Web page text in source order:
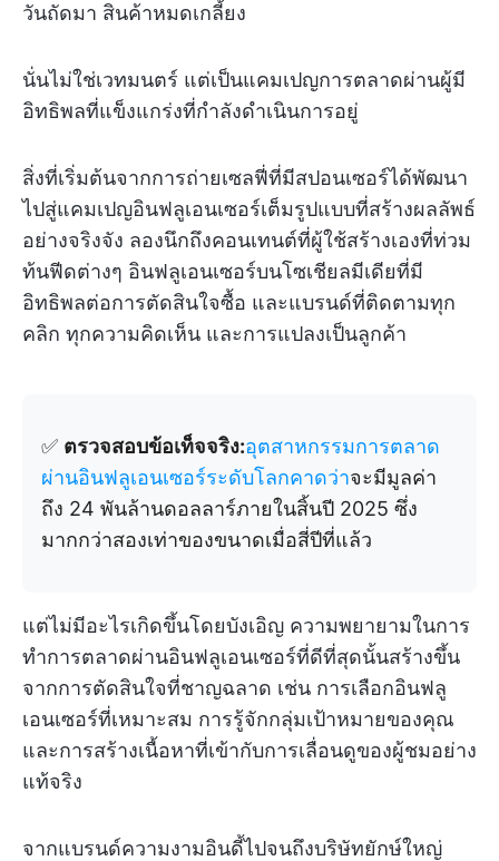
วันถัดมา สินค้าหมดเกลี้ยง
นั่นไม่ใช่เวทมนตร์ แต่เป็นแคมเปญการตลาดผ่านผู้มี
อิทธิพลที่แข็งแกร่งที่กำลังดำเนินการอยู่
สิ่งที่เริ่มต้นจากการถ่ายเซลฟี่ที่มีสปอนเซอร์ได้พัฒนา
ไปสู่แคมเปญอินฟลูเอนเซอร์เต็มรูปแบบที่สร้างผลลัพธ์
อย่างจริงจัง ลองนึกถึงคอนเทนต์ที่ผู้ใช้สร้างเองที่ท่วม
ท้นฟีดต่างๆ อินฟลูเอนเซอร์บนโซเชียลมีเดียที่มี
อิทธิพลต่อการตัดสินใจซื้อ และแบรนด์ที่ติดตามทุก
คลิก ทุกความคิดเห็น และการแปลงเป็นลูกค้า
✅ ตรวจสอบข้อเท็จจริง:อุตสาหกรรมการตลาด
ผ่านอินฟลูเอนเซอร์ระดับโลกคาดว่าจะมีมูลค่า
ถึง 24 พันล้านดอลลาร์ภายในสิ้นปี 2025 ซึ่ง
มากกว่าสองเท่าของขนาดเมื่อสี่ปีที่แล้ว
แต่ไม่มีอะไรเกิดขึ้นโดยบังเอิญ ความพยายามในการ
ทำการตลาดผ่านอินฟลูเอนเซอร์ที่ดีที่สุดนั้นสร้างขึ้น
จากการตัดสินใจที่ชาญฉลาด เช่น การเลือกอินฟลู
เอนเซอร์ที่เหมาะสม การรู้จักกลุ่มเป้าหมายของคุณ
และการสร้างเนื้อหาที่เข้ากับการเลื่อนดูของผู้ชมอย่าง
แท้จริง
จากแบรนด์ความงามอินดี้ไปจนถึงบริษัทยักษ์ใหญ่